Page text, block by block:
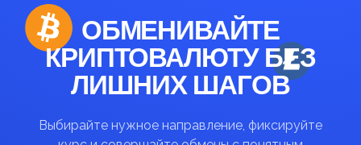
ОБМЕНИВАЙТЕ
КРИПТОВАЛЮТУ БЕЗ
ЛИШНИХ ШАГОВ
Выбирайте нужное направление, фиксируйте